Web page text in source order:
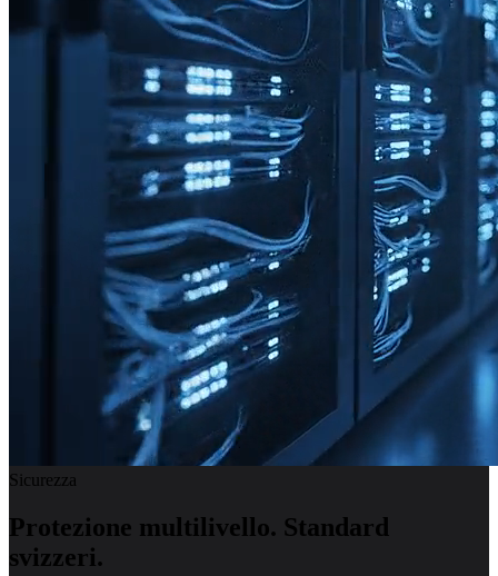
Sicurezza
Protezione multilivello. Standard
svizzeri.